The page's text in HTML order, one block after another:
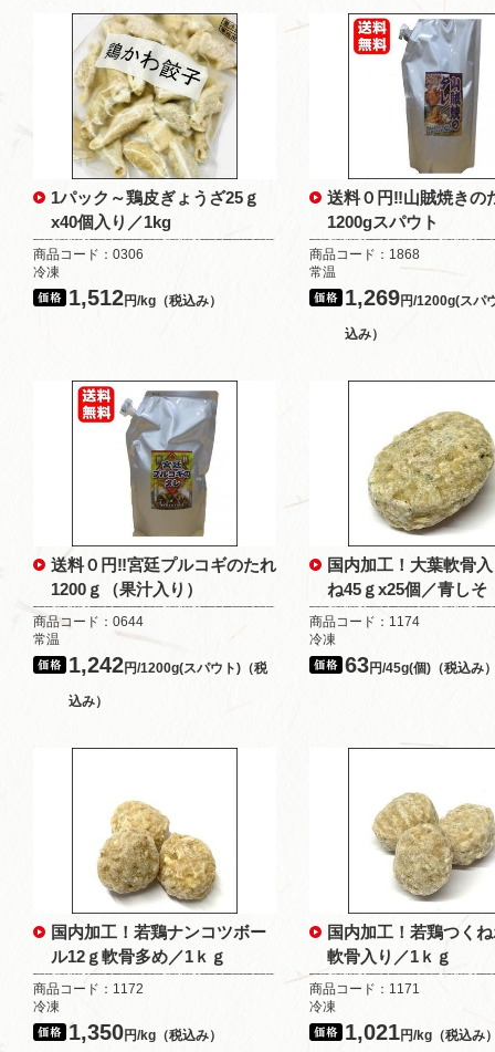
1パック～鶏皮ぎょうざ25ｇ
x40個入り／1kg
商品コード：0306
冷凍
1,512円/kg（税込み）
送料０円‼山賊焼き
1200gスパウト
商品コード：1868
常温
1,269円/1200g(スパ
込み）
送料０円‼宮廷プルコギのたれ
1200ｇ（果汁入り）
商品コード：0644
常温
1,242円/1200g(スパウト)（税
込み）
国内加工！大葉軟骨
ね45ｇx25個／青しそ
商品コード：1174
冷凍
63円/45g(個)（税込み
国内加工！若鶏ナンコツボー
ル12ｇ軟骨多め／1ｋｇ
商品コード：1172
冷凍
1,350円/kg（税込み）
国内加工！若鶏つく
軟骨入り／1ｋｇ
商品コード：1171
冷凍
1,021円/kg（税込み